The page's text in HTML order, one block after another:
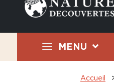
MENU
Accueil